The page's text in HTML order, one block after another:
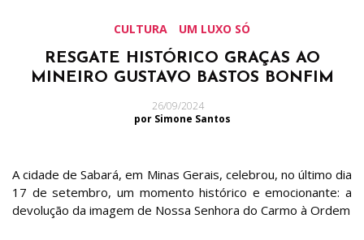
CULTURA UM LUXO SÓ
RESGATE HISTÓRICO GRAÇAS AO
MINEIRO GUSTAVO BASTOS BONFIM
26/09/2024
por Simone Santos
A cidade de Sabará, em Minas Gerais, celebrou, no último dia
17 de setembro, um momento histórico e emocionante: a
devolução da imagem de Nossa Senhora do Carmo à Ordem